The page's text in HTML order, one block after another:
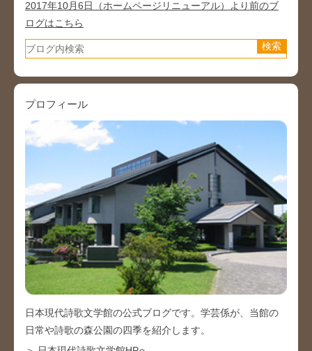
2017年10月6日（ホームページリニューアル）より前のブ
ログはこちら
プロフィール
日本現代詩歌文学館の公式ブログです。学芸係が、当館の
日常や詩歌の森公園の四季を紹介します。